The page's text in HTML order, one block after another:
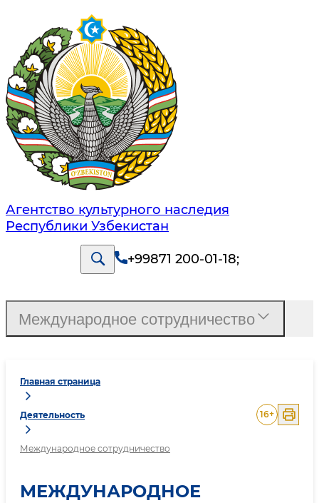
Агентство культурного наследия
Республики Узбекистан
+99871 200-01-18;
Главная страница
Деятельность
Международное сотрудничество
16+
МЕЖДУНАРОДНОЕ
Международное сотрудничество